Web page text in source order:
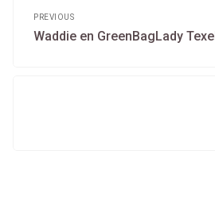
navigation
PREVIOUS
Previous
Waddie en GreenBagLady Texel